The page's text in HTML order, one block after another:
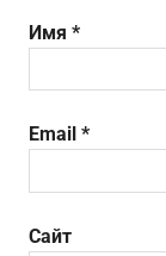
Имя *
Email *
Сайт